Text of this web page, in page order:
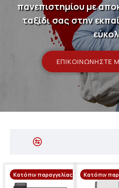
πανεπιστημίου με
ταξίδι σας στην
ΕΠΙΚΟΙΝΩΝΉΣΤΕ
Κατόπιν παραγγελίας Κατόπιν